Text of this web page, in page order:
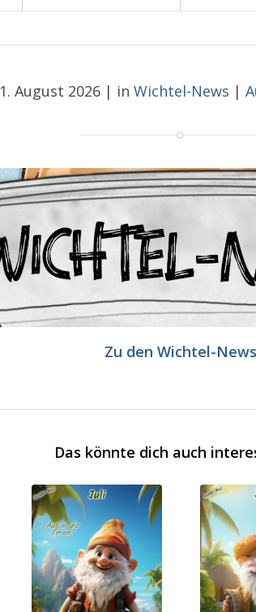
1. August 2026 | in Wichtel-News |
Zu den Wichtel-News
Das könnte dich auch